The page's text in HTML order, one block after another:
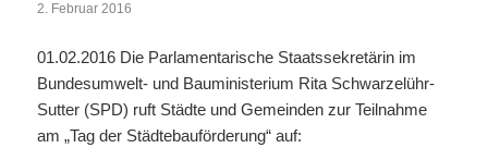
2. Februar 2016
01.02.2016 Die Parlamentarische Staatssekretärin im
Bundesumwelt- und Bauministerium Rita Schwarzelühr-
Sutter (SPD) ruft Städte und Gemeinden zur Teilnahme
am „Tag der Städtebauförderung“ auf: